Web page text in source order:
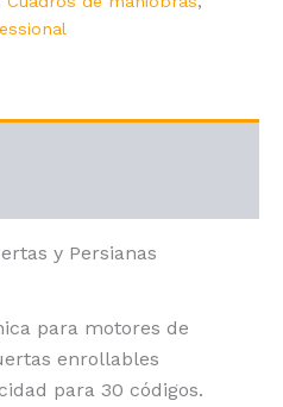
y Persianas
para motores de
enrollables
para 30 códigos.